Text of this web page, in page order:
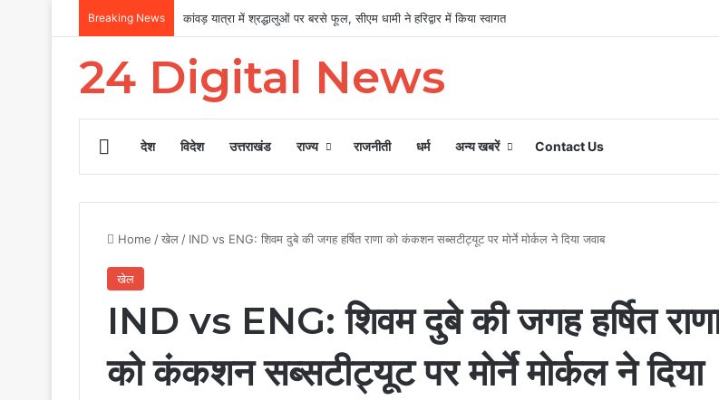
Breaking News कांवड़ यात्रा में श्रद्धालुओं पर बरसे फूल, सीएम धामी ने हरिद्वार में किया स्वागत
24 Digital News
Homeदेश विदेश उत्तराखंड राज्य राजनीती धर्म अन्य खबरें Contact Us
Home /खेल / IND vs ENG: शिवम दुबे की जगह हर्षित राणा को कंकशन सब्सटीट्यूट पर मोर्ने मोर्कल ने दिया जवाब
खेल
IND vs ENG: शिवम दुबे की जगह हर्षित
को कंकशन सब्सटीट्यूट पर मोर्ने मोर्कल ने दिया